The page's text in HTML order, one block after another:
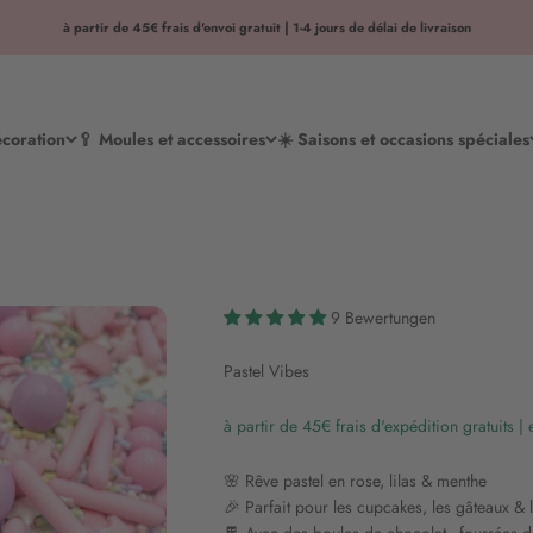
à partir de 45€ frais d'envoi gratuit | 1-4 jours de délai de livraison
🥄 Moules et accessoires ☀️ Saisons et occasions spéciales
9 Bewertungen
Pastel Vibes
à partir de 45€ frais d'expédition gratuits |
🌸 Rêve pastel en rose, lilas & menthe
🎉 Parfait pour les cupcakes, les gâteaux &